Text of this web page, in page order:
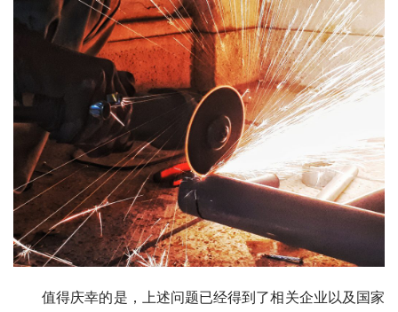
值得庆幸的是，上述问题已经得到了相关企业以及国家